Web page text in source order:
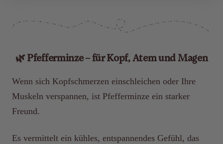
🌿 Pfefferminze – für Kopf, Atem und Magen
Wenn sich Kopfschmerzen einschleichen oder Ihre
Muskeln verspannen, ist Pfefferminze ein starker
Freund.
Es vermittelt ein kühles, entspannendes Gefühl, das